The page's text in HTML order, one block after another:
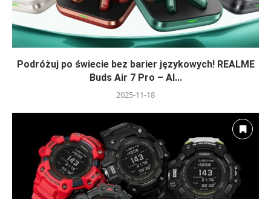
Podróżuj po świecie bez barier językowych! REALME
Buds Air 7 Pro – AI...
2025-11-18